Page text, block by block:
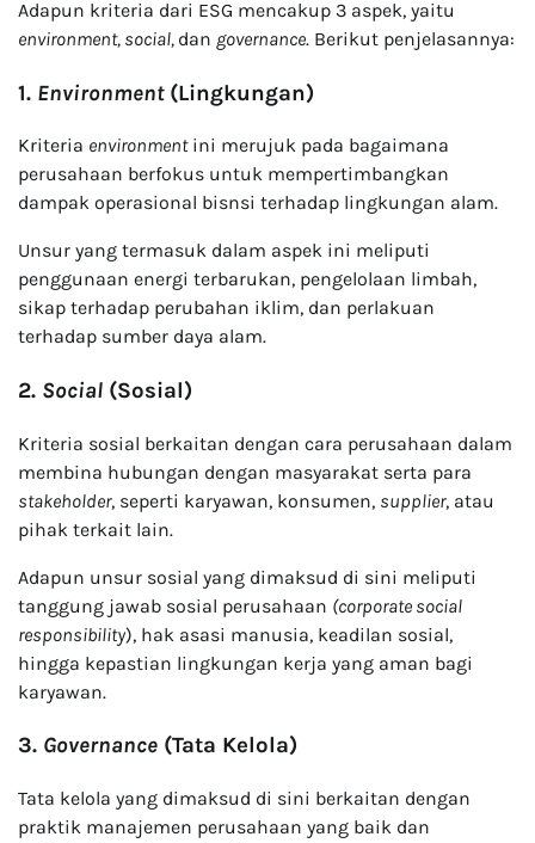
Adapun kriteria dari ESG mencakup 3 aspek, yaitu
environment, social, dan governance. Berikut penjelasannya:
1. Environment (Lingkungan)
Kriteria environmentini merujuk pada bagaimana
perusahaan berfokus untuk mempertimbangkan
dampak operasional bisnsi terhadap lingkungan alam.
Unsur yang termasuk dalam aspek ini meliputi
penggunaan energi terbarukan, pengelolaan limbah,
sikap terhadap perubahan iklim, dan perlakuan
terhadap sumber daya alam.
2. Social (Sosial)
Kriteria sosial berkaitan dengan cara perusahaan dalam
membina hubungan dengan masyarakat serta para
stakeholder, seperti karyawan, konsumen, supplier, atau
pihak terkait lain.
Adapun unsur sosial yang dimaksud di sini meliputi
tanggung jawab sosial perusahaan (corporate social
responsibility), hak asasi manusia, keadilan sosial,
hingga kepastian lingkungan kerja yang aman bagi
karyawan.
3. Governance (Tata Kelola)
Tata kelola yang dimaksud di sini berkaitan dengan
praktik manajemen perusahaan yang baik dan